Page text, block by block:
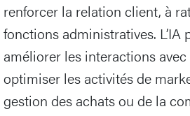
renforcer la relation client, à
fonctions administratives.
améliorer les interactions avec
optimiser les activités de
gestion des achats ou de la